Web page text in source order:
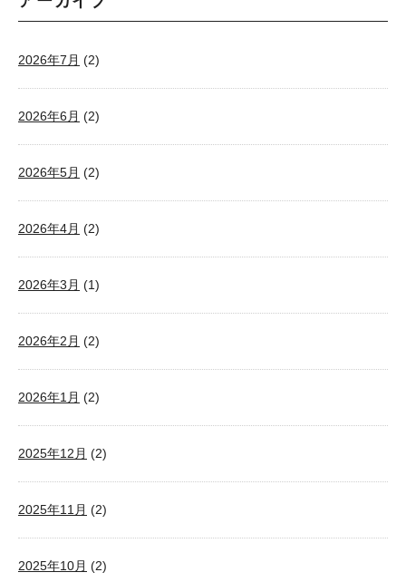
2026年7月 (2)
2026年6月 (2)
2026年5月 (2)
2026年4月 (2)
2026年3月 (1)
2026年2月 (2)
2026年1月 (2)
2025年12月 (2)
2025年11月 (2)
2025年10月 (2)